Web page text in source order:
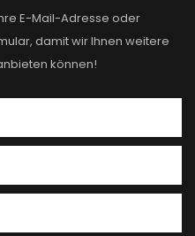
E-Mail-Adresse oder
damit wir Ihnen weitere
können!